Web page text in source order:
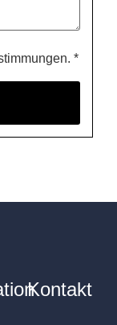
*
Kontakt